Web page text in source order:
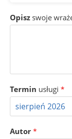
Opisz swoje
Termin usługi *
Autor *